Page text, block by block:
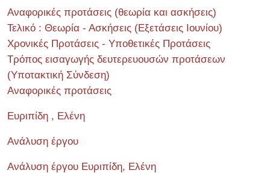
Αναφορικές προτάσεις (θεωρία και ασκήσεις)
Τελικό : Θεωρία - Ασκήσεις (Εξετάσεις Ιουνίου)
Χρονικές Προτάσεις - Υποθετικές Προτάσεις
Τρόπος εισαγωγής δευτερευουσών προτάσεων
(Υποτακτική Σύνδεση)
Αναφορικές προτάσεις
Ευριπίδη , Ελένη
Ανάλυση έργου
Ανάλυση έργου Ευριπίδη, Ελένη